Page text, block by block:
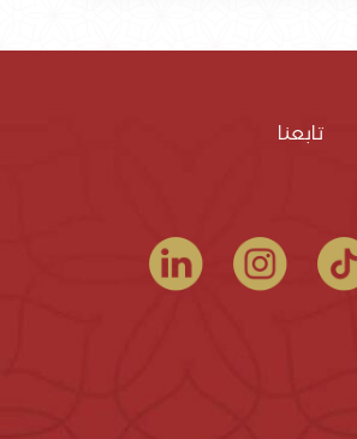
تابعنا